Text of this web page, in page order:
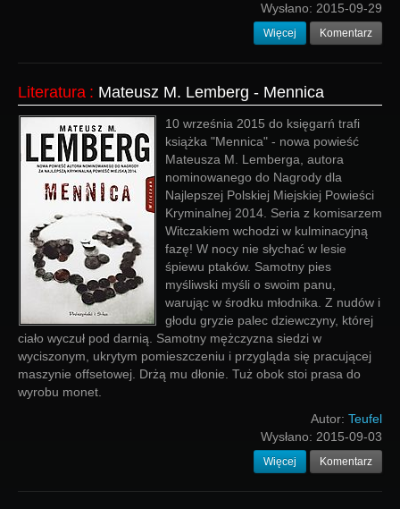
Wysłano: 2015-09-29
Więcej Komentarz
Literatura : Mateusz M. Lemberg - Mennica
10 września 2015 do księgarń trafi
książka "Mennica" - nowa powieść
Mateusza M. Lemberga, autora
nominowanego do Nagrody dla
Najlepszej Polskiej Miejskiej Powieści
Kryminalnej 2014. Seria z komisarzem
Witczakiem wchodzi w kulminacyjną
fazę! W nocy nie słychać w lesie
śpiewu ptaków. Samotny pies
myśliwski myśli o swoim panu,
warując w środku młodnika. Z nudów i
głodu gryzie palec dziewczyny, której
ciało wyczuł pod darnią. Samotny mężczyzna siedzi w
wyciszonym, ukrytym pomieszczeniu i przygląda się pracującej
maszynie offsetowej. Drżą mu dłonie. Tuż obok stoi prasa do
wyrobu monet.
Autor: Teufel
Wysłano: 2015-09-03
Więcej Komentarz